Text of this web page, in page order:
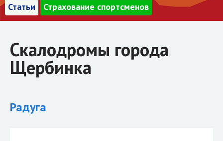
Статьи Страхование спортсменов
Скалодромы города
Щербинка
Радуга